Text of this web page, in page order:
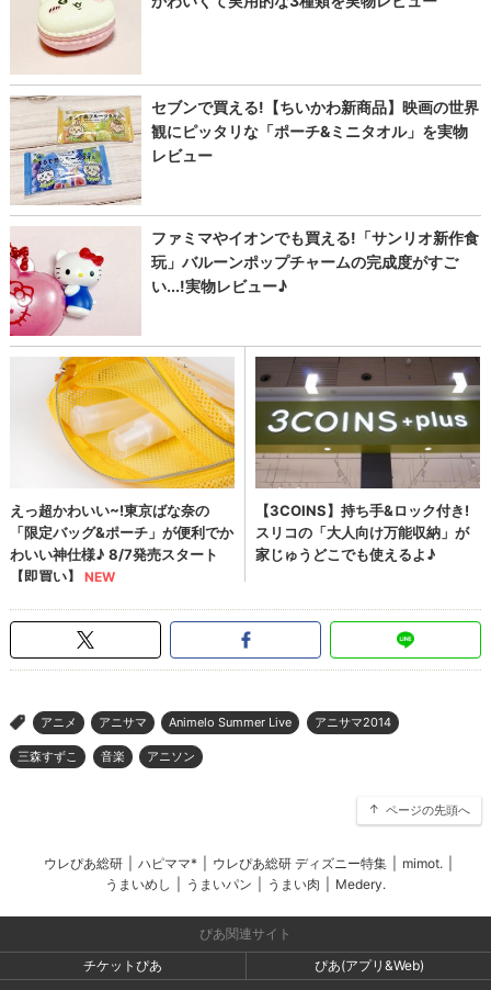
> アニメ アニサマ Animelo Summer Live アニサマ2014
三森すずこ 音楽 アニソン
ページの先頭へ
ウレぴあ総研 ハピママ* ウレぴあ総研 ディズニー特集 mimot.
うまいめし
うまいパン うまい肉 Medery.
ぴあ関連サイト
チケットぴあ
ぴあ(アプリ&Web)